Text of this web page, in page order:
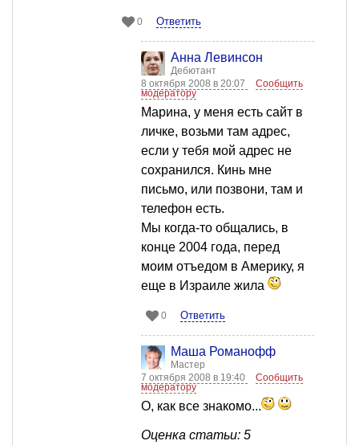
0 Ответить
Анна Левинсон
Дебютант
8 октября 2008 в 20:07
Сообщить
модератору
Марина, у меня есть сайт в
личке, возьми там адрес,
если у тебя мой адрес не
сохранился. Кинь мне
письмо, или позвони, там и
телефон есть.
Мы когда-то общались, в
конце 2004 года, перед
моим отъедом в Америку, я
еще в Израиле жила
0 Ответить
Mаша Романофф
Мастер
7 октября 2008 в 19:40
Сообщить
модератору
О, как все знакомо...
Оценка статьи: 5